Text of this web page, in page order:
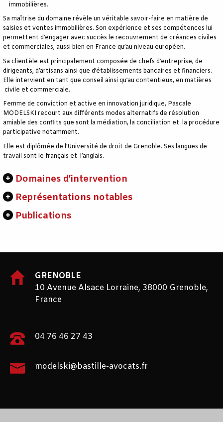
immobilières.
Sa maîtrise du domaine révèle un véritable savoir-faire en matière de
saisies et ventes immobilières. Son expérience et ses compétences lui
permettent d’engager avec succès le recouvrement de créances civiles
et commerciales, aussi bien en France qu’au niveau européen.
Sa clientèle est principalement composée de chefs d’entreprise, de
dirigeants, d’artisans ainsi que d’établissements bancaires et financiers.
Elle intervient en tant que conseil ainsi qu’au contentieux, en matières
civile et commerciale.
Femme de conviction et active en innovation juridique, Pascale
MODELSKI recourt aux différents modes alternatifs de résolution
amiable des conflits que sont la médiation, la conciliation et la procédure
participative notamment.
Elle est diplômée de l’Université de droit de Grenoble. Ses langues de
travail sont le français et l’anglais.
Domaines d’intervention
Représentations notables
Publications
GRENOBLE
10 Avenue Alsace Lorraine, 38000 Grenoble,
France
04 76 46 27 43
modelski@bastille-avocats.fr